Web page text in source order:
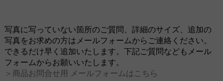
写真に写っていない箇所のご質問、詳細のサイズ、追加の
写真をお求めの方はメールフォームからご連絡ください。
できるだけ早く追加いたします。下記ご質問などもメール
フォームからお願いいたします。
＞商品お問合せ用 メールフォームはこちら